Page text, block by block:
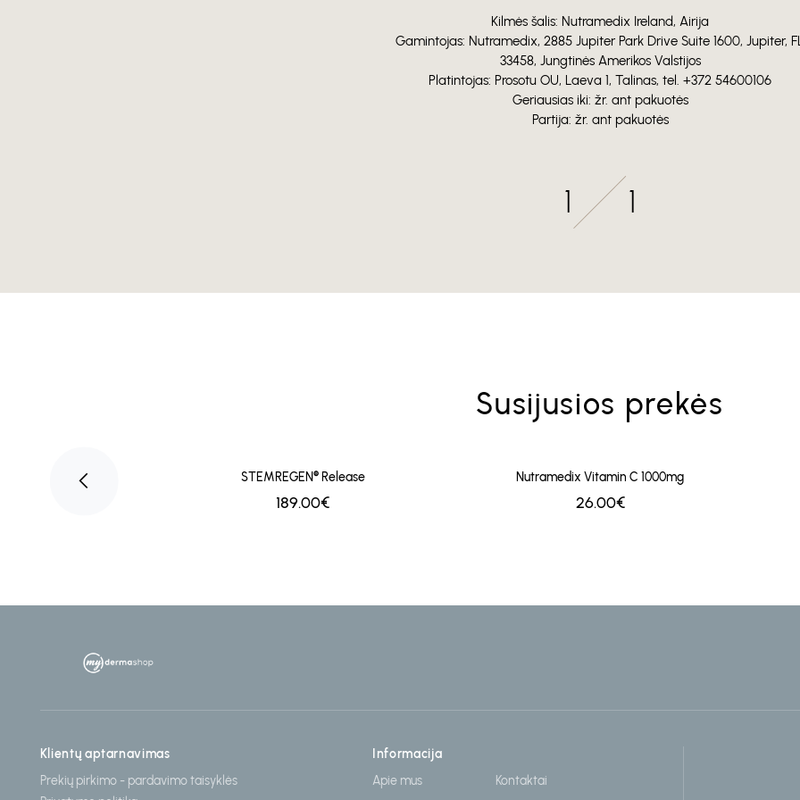
Kilmės šalis: Nutramedix Ireland, Airija
Gamintojas: Nutramedix, 2885 Jupiter Park Drive Suite 1600, Jupiter,
33458, Jungtinės Amerikos Valstijos
Platintojas: Prosotu OU, Laeva 1, Talinas, tel. +372 54600106
Geriausias iki: žr. ant pakuotės
Partija: žr. ant pakuotės
1 1
Susijusios prekės
Malate STEMREGEN® Release
189.00€
Nutramedix Vitamin C 1000mg
26.00€
Klientų aptarnavimas
Prekių pirkimo - pardavimo taisyklės
Informacija
Apie mus
Kontaktai